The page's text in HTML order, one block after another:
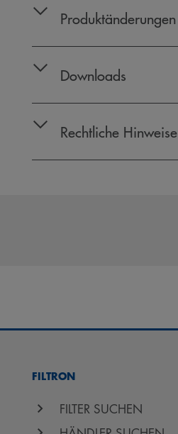
Produktänderungen
Downloads
Rechtliche Hinweise
FILTRON
FILTER SUCHEN